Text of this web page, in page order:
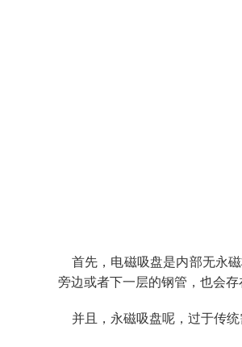
首先，电磁吸盘是内部无永
旁边或者下一层的钢管，也会
并且，永磁吸盘呢，过于传